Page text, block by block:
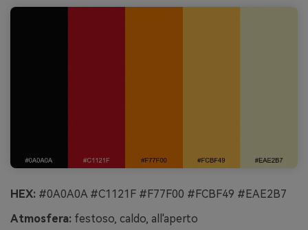
HEX: #0A0A0A #C1121F #F77F00 #FCBF49 #EAE2B7
Atmosfera: festoso, caldo, all'aperto